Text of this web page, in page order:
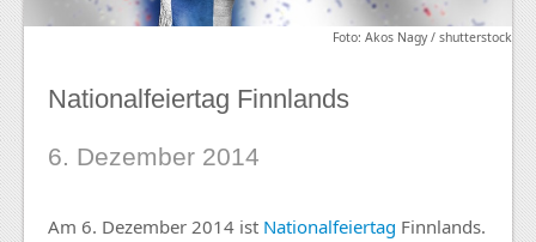
Foto: Akos Nagy / shutterstock
Nationalfeiertag Finnlands
6. Dezember 2014
Am 6. Dezember 2014 ist Nationalfeiertag Finnlands.